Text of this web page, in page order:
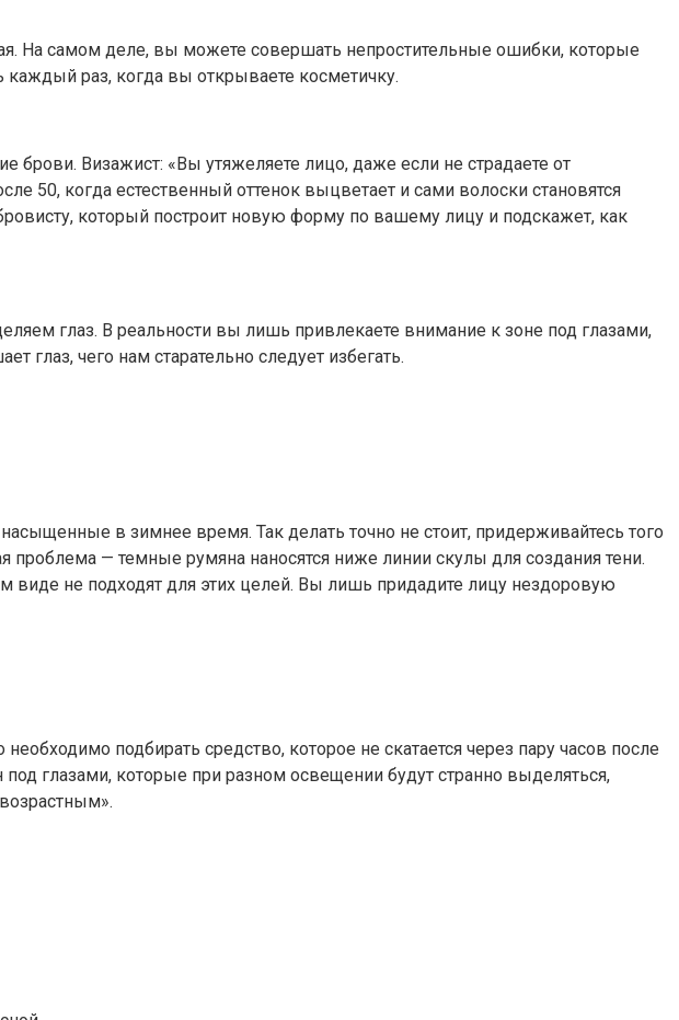
На самом деле, вы можете совершать непростительные ошибки, которые
каждый раз, когда вы открываете косметичку.
брови. Визажист: «Вы утяжеляете лицо, даже если не страдаете от
50, когда естественный оттенок выцветает и сами волоски становятся
который построит новую форму по вашему лицу и подскажет, как
глаз. В реальности вы лишь привлекаете внимание к зоне под глазами,
глаз, чего нам старательно следует избегать.
в зимнее время. Так делать точно не стоит, придерживайтесь того
проблема — темные румяна наносятся ниже линии скулы для создания тени.
виде не подходят для этих целей. Вы лишь придадите лицу нездоровую
подбирать средство, которое не скатается через пару часов после
глазами, которые при разном освещении будут странно выделяться,